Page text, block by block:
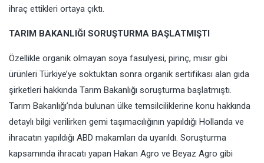
ihraç ettikleri ortaya çıktı.
TARIM BAKANLIĞI SORUŞTURMA BAŞLATMIŞTI
Özellikle organik olmayan soya fasulyesi, pirinç, mısır gibi
ürünleri Türkiye’ye soktuktan sonra organik sertifikası alan gıda
şirketleri hakkında Tarım Bakanlığı soruşturma başlatmıştı.
Tarım Bakanlığı’nda bulunan ülke temsilciliklerine konu hakkında
detaylı bilgi verilirken gemi taşımacılığının yapıldığı Hollanda ve
ihracatın yapıldığı ABD makamları da uyarıldı. Soruşturma
kapsamında ihracatı yapan Hakan Agro ve Beyaz Agro gibi